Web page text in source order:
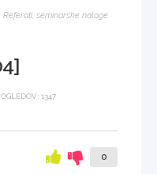
Referati, seminarske naloge
1347
meni 0